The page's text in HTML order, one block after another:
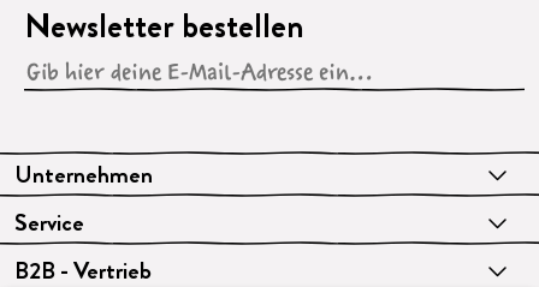
Unternehmen
Service
B2B - Vertrieb
Newsletter bestellen